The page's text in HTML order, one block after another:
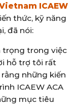
ICAEW
thức, kỹ năng
đã nói:
trọng trong việc
hỗ trợ tôi rất
những kiến
ICAEW ACA
mục tiêu